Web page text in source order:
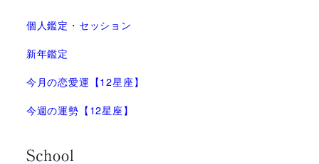
個人鑑定・セッション
新年鑑定
今月の恋愛運【12星座】
今週の運勢【12星座】
School